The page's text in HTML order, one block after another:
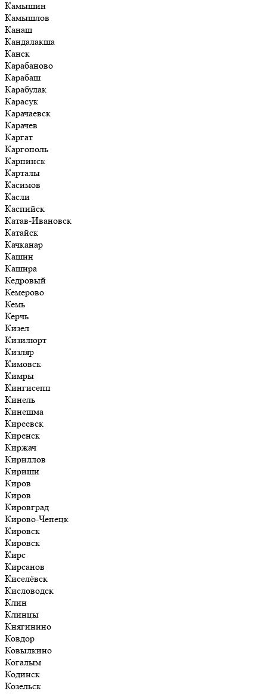
Камышин
Камышлов
Канаш
Кандалакша
Канск
Карабаново
Карабаш
Карабулак
Карасук
Карачаевск
Карачев
Каргат
Каргополь
Карпинск
Карталы
Касимов
Касли
Каспийск
Катав-Ивановск
Катайск
Качканар
Кашин
Кашира
Кедровый
Кемерово
Кемь
Керчь
Кизел
Кизилюрт
Кизляр
Кимовск
Кимры
Кингисепп
Кинель
Кинешма
Киреевск
Киренск
Киржач
Кириллов
Кириши
Киров
Киров
Кировград
Кирово-Чепецк
Кировск
Кировск
Кирс
Кирсанов
Киселёвск
Кисловодск
Клин
Клинцы
Княгинино
Ковдор
Ковылкино
Когалым
Кодинск
Козельск